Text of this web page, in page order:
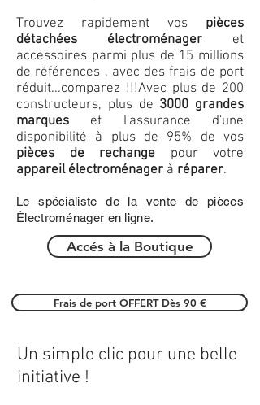
Trouvez rapidement vos pièces
détachées électroménager et
accessoires parmi plus de 15 millions
de références , avec des frais de port
réduit...comparez !!!Avec plus de 200
constructeurs, plus de 3000 grandes
marques et l'assurance d'une
disponibilité à plus de 95% de vos
pièces de rechange pour votre
appareil électroménager à réparer.
Le spécialiste de la vente de pièces
Électroménager en ligne.
Accés à la Boutique
Frais de port OFFERT Dès 90 €
Un simple clic pour une belle
initiative !